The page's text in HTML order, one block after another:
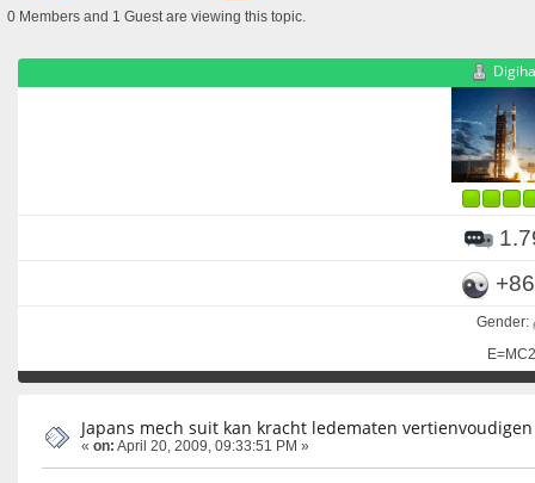
0 Members and 1 Guest are viewing this topic.
Gender:
E=MC2
Japans mech suit kan kracht ledematen vertienvoudigen
« on: April 20, 2009, 09:33:51 PM »